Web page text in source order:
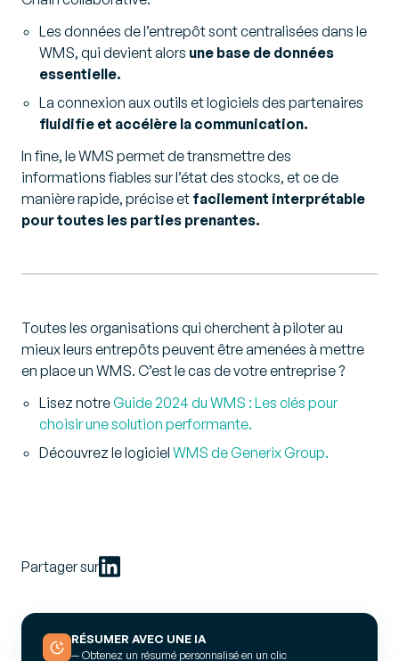
Les données de l’entrepôt sont centralisées dans le
WMS, qui devient alors une base de données
essentielle.
La connexion aux outils et logiciels des partenaires
fluidifie et accélère la communication.
In fine, le WMS permet de transmettre des
informations fiables sur l’état des stocks, et ce de
manière rapide, précise et facilement interprétable
pour toutes les parties prenantes.
Toutes les organisations qui cherchent à piloter au
mieux leurs entrepôts peuvent être amenées à mettre
en place un WMS. C’est le cas de votre entreprise ?
Lisez notreGuide 2024 du WMS : Les clés pour
choisir une solution performante.
Découvrez le logiciel WMS de Generix Group.
Partager sur
RÉSUMER AVEC UNE IA
— Obtenez un résumé personnalisé en un clic